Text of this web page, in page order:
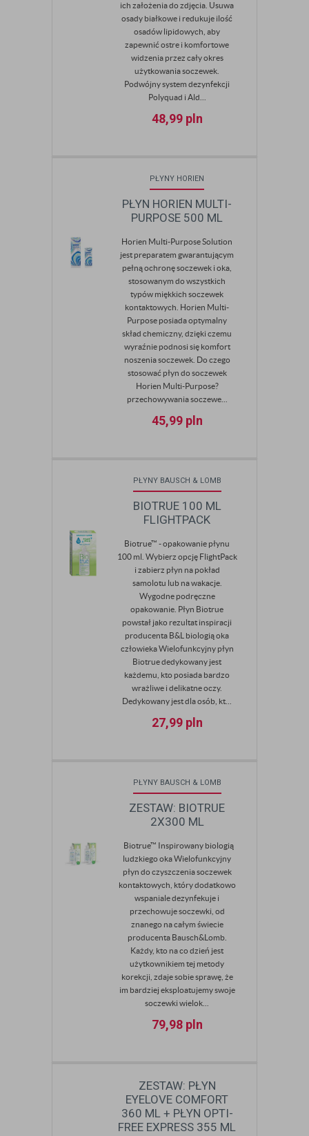
ich założenia do zdjęcia. Usuwa
osady białkowe i redukuje ilość
osadów lipidowych, aby
zapewnić ostre i komfortowe
widzenia przez cały okres
użytkowania soczewek.
Podwójny system dezynfekcji
Polyquad i Ald...
48,99 pln
PŁYNY HORIEN
PŁYN HORIEN MULTI-
PURPOSE 500 ML
Horien Multi-Purpose Solution
jest preparatem gwarantującym
pełną ochronę soczewek i oka,
stosowanym do wszystkich
typów miękkich soczewek
kontaktowych. Horien Multi-
Purpose posiada optymalny
skład chemiczny, dzięki czemu
wyraźnie podnosi się komfort
noszenia soczewek. Do czego
stosować płyn do soczewek
Horien Multi-Purpose?
przechowywania soczewe...
45,99 pln
PŁYNY BAUSCH & LOMB
BIOTRUE 100 ML
FLIGHTPACK
Biotrue™ - opakowanie płynu
100 ml. Wybierz opcję FlightPack
i zabierz płyn na pokład
samolotu lub na wakacje.
Wygodne podręczne
opakowanie. Płyn Biotrue
powstał jako rezultat inspiracji
producenta B&L biologią oka
człowieka Wielofunkcyjny płyn
Biotrue dedykowany jest
każdemu, kto posiada bardzo
wrażliwe i delikatne oczy.
Dedykowany jest dla osób, kt...
27,99 pln
PŁYNY BAUSCH & LOMB
ZESTAW: BIOTRUE
2X300 ML
Biotrue™ Inspirowany biologią
ludzkiego oka Wielofunkcyjny
płyn do czyszczenia soczewek
kontaktowych, który dodatkowo
wspaniale dezynfekuje i
przechowuje soczewki, od
znanego na całym świecie
producenta Bausch&Lomb.
Każdy, kto na co dzień jest
użytkownikiem tej metody
korekcji, zdaje sobie sprawę, że
im bardziej eksploatujemy swoje
soczewki wielok...
79,98 pln
ZESTAW: PŁYN
EYELOVE COMFORT
360 ML + PŁYN OPTI-
FREE EXPRESS 355 ML